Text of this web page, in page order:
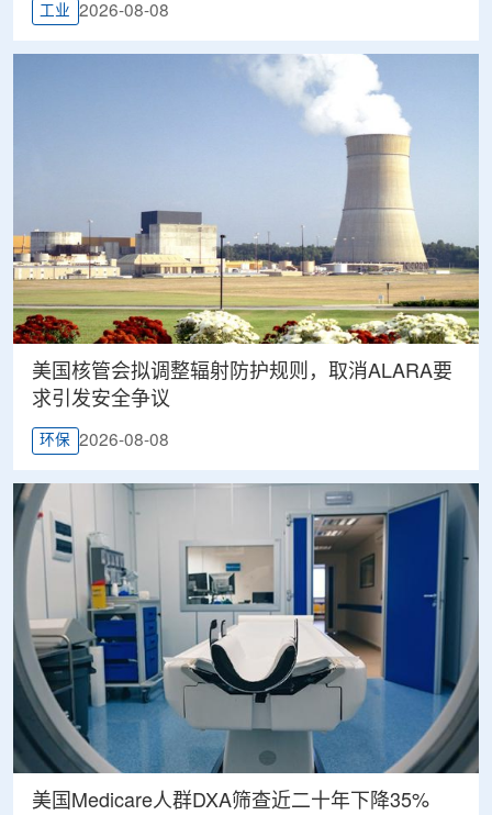
工业 2026-08-08
美国核管会拟调整辐射防护规则，取消ALARA要
求引发安全争议
环保 2026-08-08
美国Medicare人群DXA筛查近二十年下降35%